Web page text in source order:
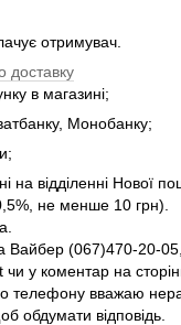
отримувач.
доставку
в магазині;
Монобанку;
на відділенні Нової
не менше 10 грн).
Вайбер (067)470-20-
у коментар на
телефону вважаю
обдумати відповідь.